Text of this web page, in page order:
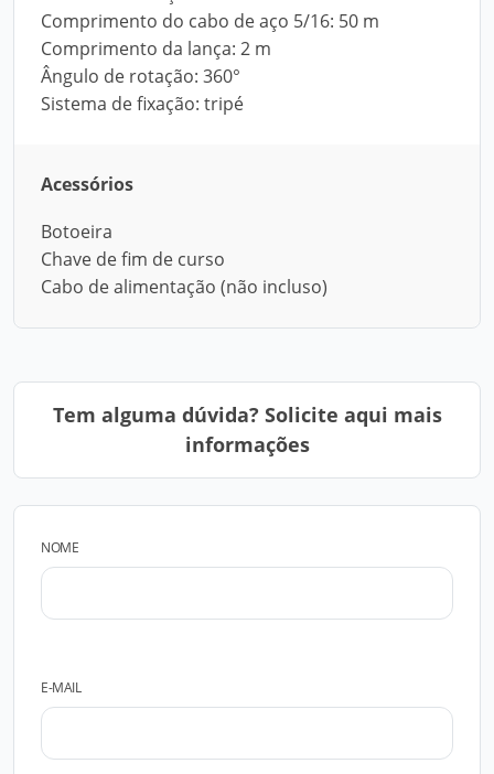
Comprimento do cabo de aço 5/16: 50 m
Comprimento da lança: 2 m
Ângulo de rotação: 360°
Sistema de fixação: tripé
Acessórios
Botoeira
Chave de fim de curso
Cabo de alimentação (não incluso)
Tem alguma dúvida? Solicite aqui mais
informações
NOME
E-MAIL